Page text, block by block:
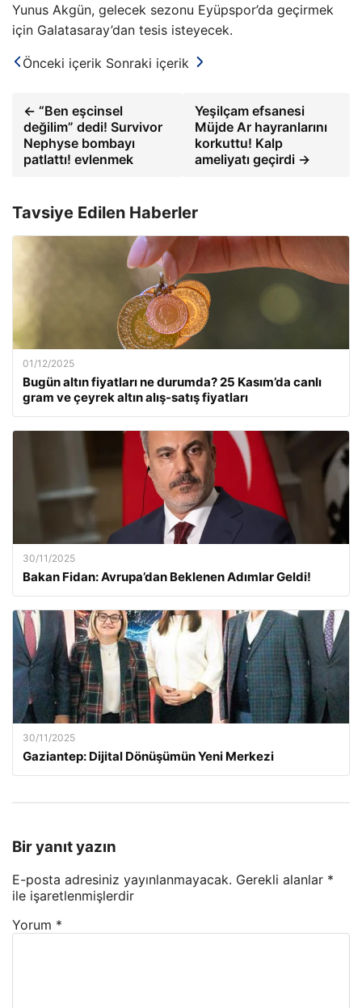
Yunus Akgün, gelecek sezonu Eyüpspor’da geçirmek
için Galatasaray’dan tesis isteyecek.
Önceki içerik Sonraki içerik
← “Ben eşcinsel
değilim” dedi! Survivor
Nephyse bombayı
patlattı! evlenmek
Yeşilçam efsanesi
Müjde Ar hayranlarını
korkuttu! Kalp
ameliyatı geçirdi →
Tavsiye Edilen Haberler
01/12/2025
Bugün altın fiyatları ne durumda? 25 Kasım’da canlı
gram ve çeyrek altın alış-satış fiyatları
30/11/2025
Bakan Fidan: Avrupa’dan Beklenen Adımlar Geldi!
30/11/2025
Gaziantep: Dijital Dönüşümün Yeni Merkezi
Bir yanıt yazın
E-posta adresiniz yayınlanmayacak. Gerekli alanlar *
ile işaretlenmişlerdir
Yorum *